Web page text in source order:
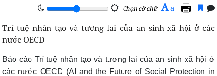
Chọn cỡ chữ A a
Trí tuệ nhân tạo và tương lai của an sinh xã hội ở các
nước OECD
Báo cáo Trí tuệ nhân tạo và tương lai của an sinh xã hội ở
các nước OECD (AI and the Future of Social Protection in